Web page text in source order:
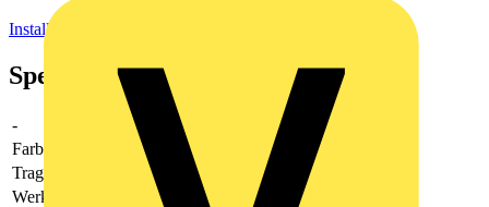
Installationsschalterprogramme/Steckvorrichtungen
Spezifikationen
-
Farbe
schwarz
Tragring
Werkstoff
Kunststoff